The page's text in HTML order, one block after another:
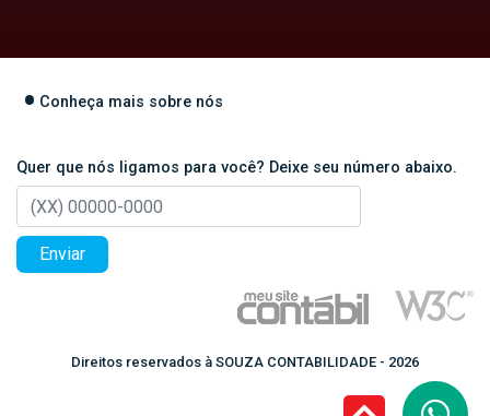
Conheça mais sobre nós
Quer que nós ligamos para você? Deixe seu número abaixo.
Enviar
Direitos reservados à SOUZA CONTABILIDADE - 2026